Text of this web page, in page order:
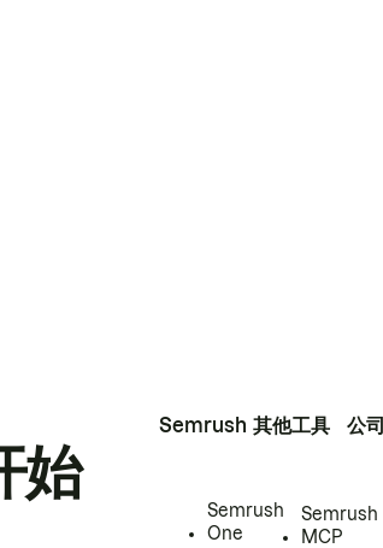
始
Semrush
Semrush
One
其他工具
Semrush
MCP
公司